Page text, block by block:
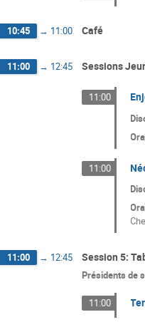
10:45 → 11:00 Café
11:00 → 12:45 Sessions
11:00
11:00
11:00 → 12:45 Session 5:
Présidents de
11:00